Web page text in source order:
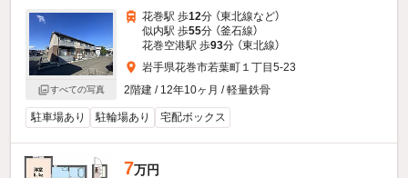
すべての写真
花巻駅 歩12分 （東北線など）
似内駅 歩55分 （釜石線）
花巻空港駅 歩93分 （東北線）
岩手県花巻市若葉町１丁目5-23
2階建 / 12年10ヶ月 / 軽量鉄骨
駐車場あり 駐輪場あり 宅配ボックス
7万円